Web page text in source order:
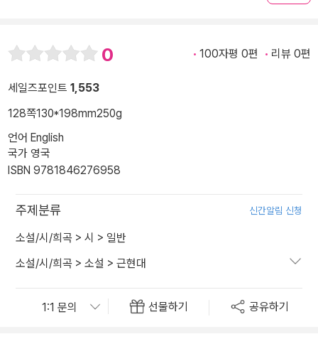
0 100자평 0편 리뷰 0편
세일즈포인트 1,553
128쪽130*198mm250g
언어 English
국가 영국
ISBN 9781846276958
주제분류 신간알림 신청
소설/시/희곡 > 시 > 일반
소설/시/희곡 > 소설 > 근현대
선물하기 공유하기